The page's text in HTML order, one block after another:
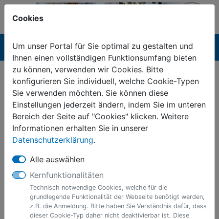
Cookies
Um unser Portal für Sie optimal zu gestalten und
Ihnen einen vollständigen Funktionsumfang bieten
zu können, verwenden wir Cookies. Bitte
konfigurieren Sie individuell, welche Cookie-Typen
Sie verwenden möchten. Sie können diese
Einstellungen jederzeit ändern, indem Sie im unteren
Bereich der Seite auf "Cookies" klicken. Weitere
Informationen erhalten Sie in unserer
Datenschutzerklärung.
Alle auswählen
Kernfunktionalitäten
Technisch notwendige Cookies, welche für die
grundlegende Funktionalität der Webseite benötigt werden,
z.B. die Anmeldung. Bitte haben Sie Verständnis dafür, dass
dieser Cookie-Typ daher nicht deaktivierbar ist. Diese
Navigation ein-/ausblenden
Menü
Vollmacht zur Abholung eines
Ausweises / Passes oder
sonstiger Unterlagen
Informationen zur Dienstleistung
digitale Lichtbilder (vom Fotografen bzw.
Anfertigung im Bürgerbüro der Stadt
Datteln) vorlegen, wenn Sie einen
Personalausweis oder Reisepass